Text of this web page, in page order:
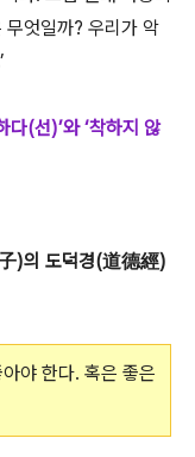
무엇일까? 우리가 악
’
다(선)’와 ‘착하지 않
)의 도덕경(道德經)
야 한다. 혹은 좋은